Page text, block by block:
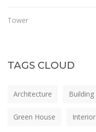
Tower
TAGS CLOUD
Architecture Building
Green House Interior